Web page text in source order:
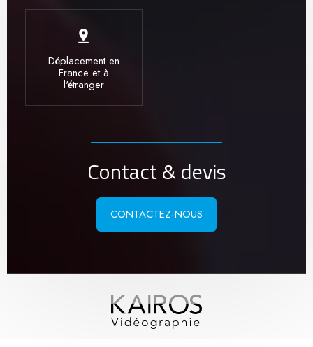
pin_drop
Déplacement en
France et à
l'étranger
Contact & devis
CONTACTEZ-NOUS